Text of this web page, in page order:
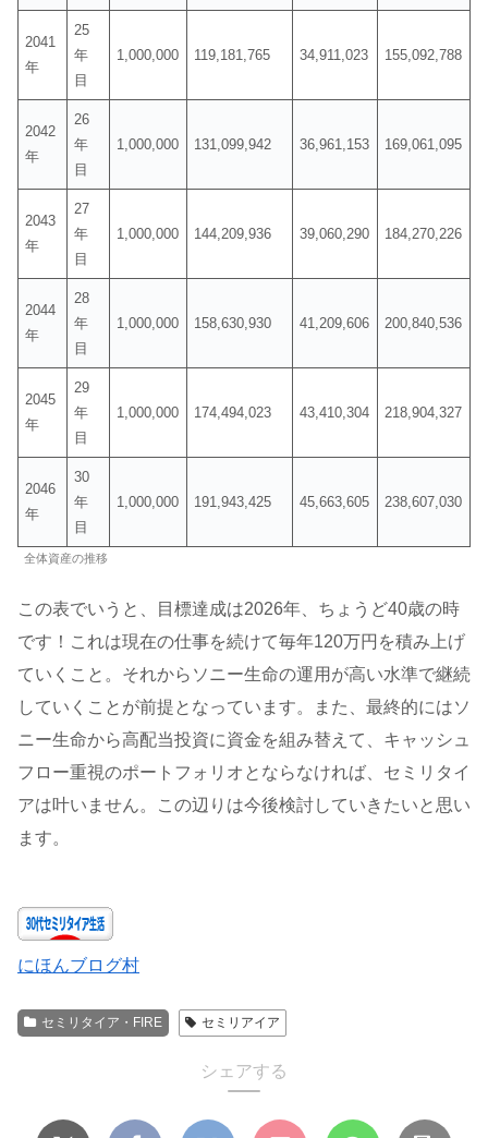
2041
年
25
年
目
1,000,000 119,181,765 34,911,023 155,092,788
2042
年
26
年
目
1,000,000 131,099,942 36,961,153 169,061,095
2043
年
27
年
目
1,000,000 144,209,936 39,060,290 184,270,226
2044
年
28
年
目
1,000,000 158,630,930 41,209,606 200,840,536
2045
年
29
年
目
1,000,000 174,494,023 43,410,304 218,904,327
2046
年
30
年
目
1,000,000 191,943,425 45,663,605 238,607,030
全体資産の推移
この表でいうと、目標達成は2026年、ちょうど40歳の時
です！これは現在の仕事を続けて毎年120万円を積み上げ
ていくこと。それからソニー生命の運用が高い水準で継続
していくことが前提となっています。また、最終的にはソ
ニー生命から高配当投資に資金を組み替えて、キャッシュ
フロー重視のポートフォリオとならなければ、セミリタイ
アは叶いません。この辺りは今後検討していきたいと思い
ます。
にほんブログ村
セミリタイア・FIRE セミリアイア
シェアする